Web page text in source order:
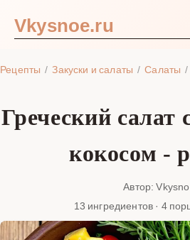
Vkysnoe.ru
Рецепты Закуски и салаты Салаты
Греческий салат
кокосом -
Автор:
13 ингредиентов · 4